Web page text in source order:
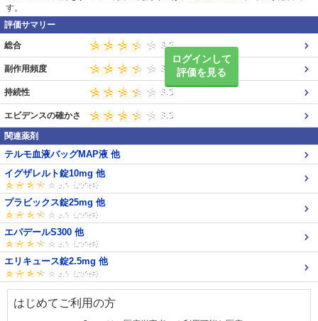
す。
評価サマリー
ログインして
評価を見る
総合
副作用頻度
持続性
エビデンスの確かさ
関連薬剤
テルモ血液バッグMAP液 他
イグザレルト錠10mg 他
プラビックス錠25mg 他
エパデールS300 他
エリキュース錠2.5mg 他
はじめてご利用の方